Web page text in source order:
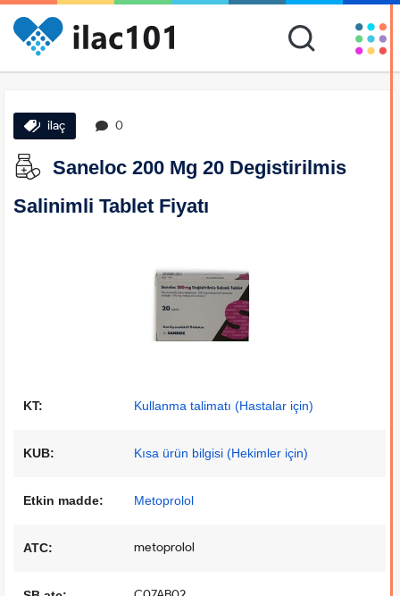
ilaç 0
Saneloc 200 Mg 20 Degistirilmis
Salinimli Tablet Fiyatı
KT: Kullanma talimatı (Hastalar için)
KUB: Kısa ürün bilgisi (Hekimler için)
Etkin madde: Metoprolol
ATC: metoprolol